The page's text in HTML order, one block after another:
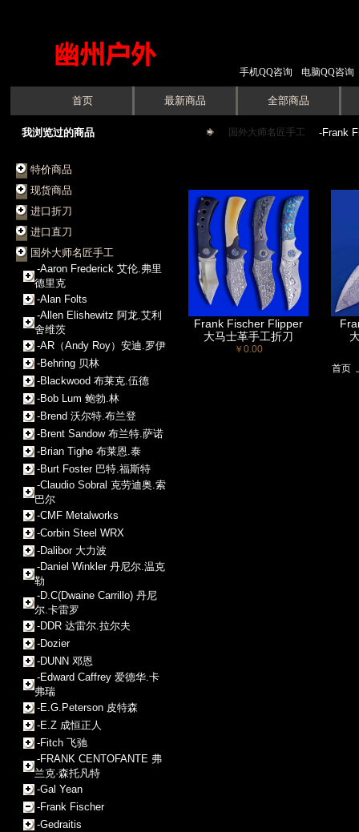
手机QQ咨询 电脑QQ咨询
首页 最新商品 全部商品
我浏览过的商品
特价商品
现货商品
进口折刀
进口直刀
国外大师名匠手工
-Aaron Frederick 艾伦.弗里
德里克
-Alan Folts
-Allen Elishewitz 阿龙.艾利
舍维茨
-AR（Andy Roy）安迪.罗伊
-Behring 贝林
-Blackwood 布莱克.伍德
-Bob Lum 鲍勃.林
-Brend 沃尔特.布兰登
-Brent Sandow 布兰特.萨诺
-Brian Tighe 布莱恩.泰
-Burt Foster 巴特.福斯特
-Claudio Sobral 克劳迪奥.索
巴尔
-CMF Metalworks
-Corbin Steel WRX
-Dalibor 大力波
-Daniel Winkler 丹尼尔.温克
勒
-D.C(Dwaine Carrillo) 丹尼
尔.卡雷罗
-DDR 达雷尔.拉尔夫
-Dozier
-DUNN 邓恩
-Edward Caffrey 爱德华.卡
弗瑞
-E.G.Peterson 皮特森
-E.Z 成恒正人
-Fitch 飞驰
-FRANK CENTOFANTE 弗
兰克·森托凡特
-Gal Yean
-Frank Fischer
-Gedraitis
国外大师名匠手工 -Frank
Frank Fischer Flipper
大马士革手工折刀
￥0.00
首页